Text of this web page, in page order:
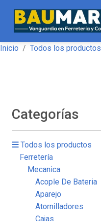
Inicio Todos los productos
Categorías
Todos los productos
Ferretería
Mecanica
Acople De Bateria
Aparejo
Atornilladores
Cajas